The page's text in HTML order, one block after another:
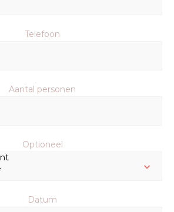
Telefoon
Aantal personen
Optioneel
Datum